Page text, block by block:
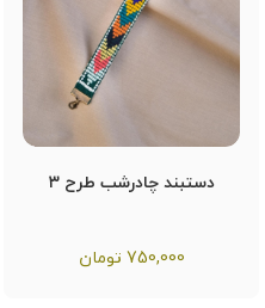
دستبند چادرشب طرح ۳
750,000 تومان